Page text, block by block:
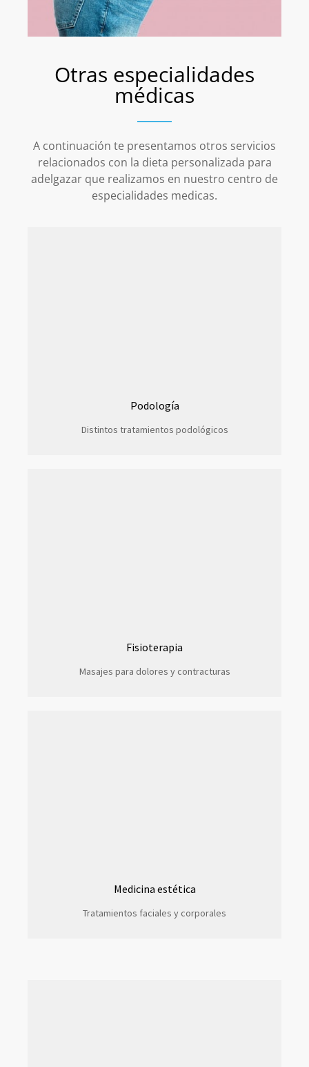
Otras especialidades
médicas
A continuación te presentamos otros servicios
relacionados con la dieta personalizada para
adelgazar que realizamos en nuestro centro de
especialidades medicas.
Podología
Distintos tratamientos podológicos
Fisioterapia
Masajes para dolores y contracturas
Medicina estética
Tratamientos faciales y corporales